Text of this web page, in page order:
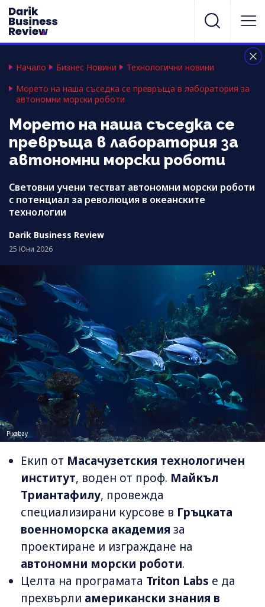
Начало Бизнес Новини
Технологични новини
Морето на наша съседка се превръща в лаборатория за
автономни морски роботи
Морето на наша съседка се
превръща в лаборатория за
автономни морски роботи
Световни учени тестват автономни морски роботи
с потенциал за революция в океанските
технологии
Darik Business Review
25 Юни 2026
Pixabay
Екип от Масачузетския технологичен
институт, воден от проф. Майкъл
Триантафилу, провежда
специализирани курсове в Гръцката
военноморска академия за
проектиране и изграждане на
автономни морски роботи.
Целта на програмата Triton Labs е да
прехвърли американски знания в